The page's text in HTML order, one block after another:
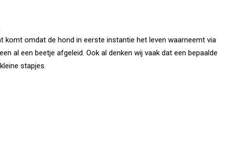
komt omdat de hond in eerste instantie het leven waarneemt via
al een beetje afgeleid. Ook al denken wij vaak dat een bepaalde
stapjes.